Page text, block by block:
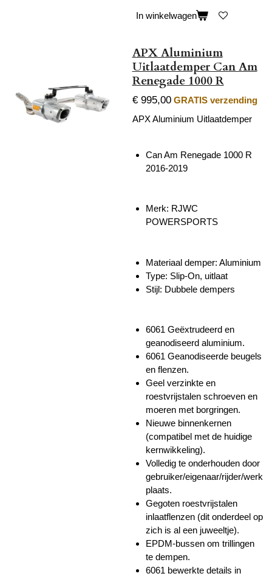
In winkelwagen
APX Aluminium
Uitlaatdemper Can Am
Renegade 1000 R
€ 995,00 GRATIS verzending
APX Aluminium Uitlaatdemper
Can Am Renegade 1000 R
2016-2019
Merk: RJWC
POWERSPORTS
Materiaal demper: Aluminium
Type: Slip-On, uitlaat
Stijl: Dubbele dempers
6061 Geëxtrudeerd en
geanodiseerd aluminium.
6061 Geanodiseerde beugels
en flenzen.
Geel verzinkte en
roestvrijstalen schroeven en
moeren met borgringen.
Nieuwe binnenkernen
(compatibel met de huidige
kernwikkeling).
Volledig te onderhouden door
gebruiker/eigenaar/rijder/werk
plaats.
Gegoten roestvrijstalen
inlaatflenzen (dit onderdeel op
zich is al een juweeltje).
EPDM-bussen om trillingen
te dempen.
6061 bewerkte details in